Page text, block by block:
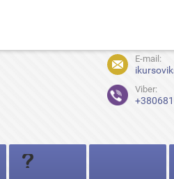
E-mail:
Viber: